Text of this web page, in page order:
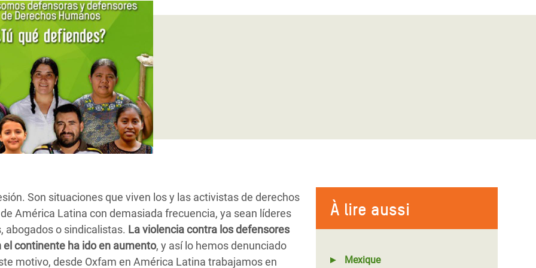
et
en Afrique de
Yémen
Réfugiés Rohingyas
Réfugié·es au
du Sud
À lire aussi
Mexique
Son situaciones que viven los y las activistas de derechos
América Latina con demasiada frecuencia, ya sean líderes
abogados o sindicalistas. La violencia contra los defensores
continente ha ido en aumento, y así lo hemos denunciado
motivo, desde Oxfam en América Latina trabajamos en